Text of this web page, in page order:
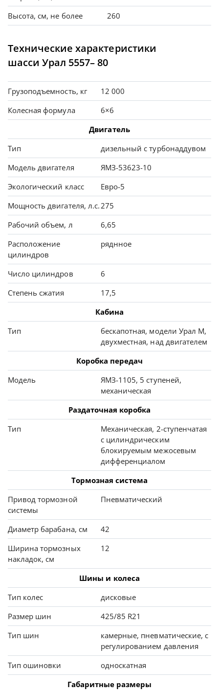
Высота, см, не более
260
Технические характеристики
шасси Урал 5557– 80
Грузоподъемность, кг
12 000
Колесная формула
6×6
Двигатель
Тип
дизельный с турбонаддувом
Модель двигателя
ЯМЗ-53623-10
Экологический класс
Евро-5
Мощность двигателя, л.с.275
Рабочий объем, л
6,65
Расположение
цилиндров
ряднное
Число цилиндров
6
Степень сжатия
17,5
Кабина
Тип
бескапотная, модели Урал М,
двухместная, над двигателем
Коробка передач
Модель
ЯМЗ-1105, 5 ступеней,
механическая
Раздаточная коробка
Тип
Механическая, 2-ступенчатая
с цилиндрическим
блокируемым межосевым
дифференциалом
Тормозная система
Привод тормозной
системы
Пневматический
Диаметр барабана, см
42
Ширина тормозных
накладок, см
12
Шины и колеса
Тип колес
дисковые
Размер шин
425/85 R21
Тип шин
камерные, пневматические, с
регулированием давления
Тип ошиновки
односкатная
Габаритные размеры